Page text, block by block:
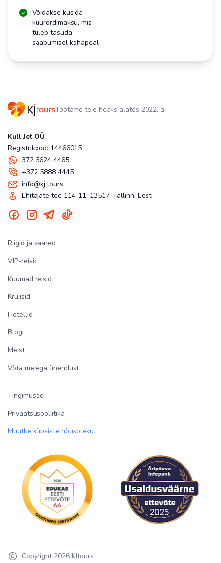
Võidakse küsida
kuurordimaksu, mis
tuleb tasuda
saabumisel kohapeal
Töötame teie heaks alates 2022. a.
Kull Jet OÜ
Registrikood: 14466015
372 5624 4465
+372 5888 4445
info@kj.tours
Ehitajate tee 114-11, 13517, Tallinn, Eesti
Riigid ja saared
VIP-reisid
Kuumad reisid
Kruiisid
Hotellid
Blogi
Meist
Võta meiega ühendust
Tingimused
Privaatsuspoliitika
Muutke küpsiste nõusolekut
Copyright 2026 KJtours